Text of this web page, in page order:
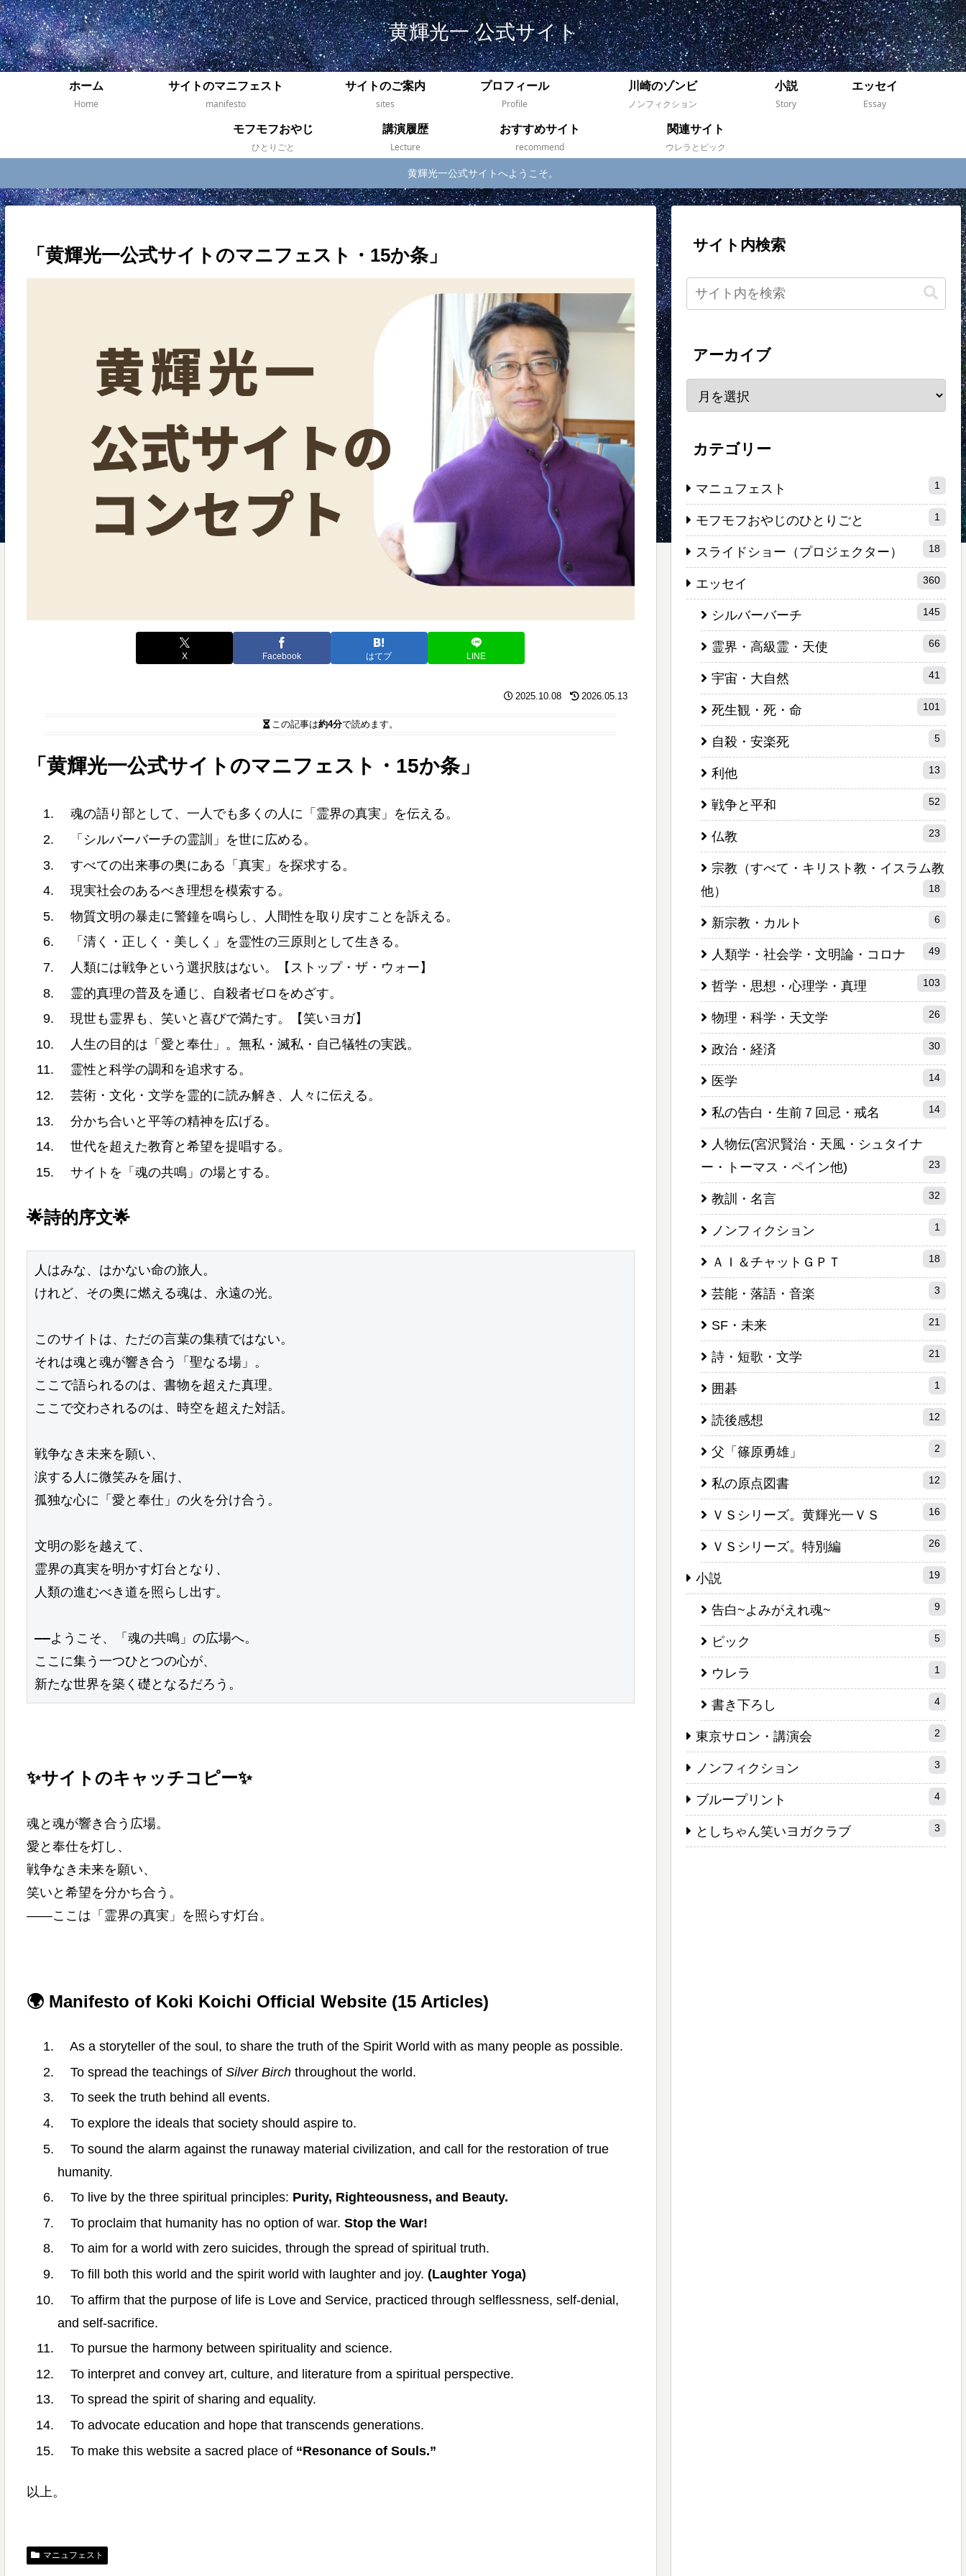
黄輝光一 公式サイト
ホーム
Home
サイトのマニフェスト
manifesto
サイトのご案内
sites
プロフィール
Profile
川崎のゾンビ
ノンフィクション
小説
Story
エッセイ
Essay
モフモフおやじ
ひとりごと
講演履歴
Lecture
おすすめサイト
recommend
関連サイト
ウレラとピック
黄輝光一公式サイトへようこそ。
「黄輝光一公式サイトのマニフェスト・15か条」
X Facebook はてブ LINE
2025.10.08 2026.05.13
この記事は約4分で読めます。
「黄輝光一公式サイトのマニフェスト・15か条」
魂の語り部として、一人でも多くの人に「霊界の真実」を伝える。
「シルバーバーチの霊訓」を世に広める。
すべての出来事の奥にある「真実」を探求する。
現実社会のあるべき理想を模索する。
物質文明の暴走に警鐘を鳴らし、人間性を取り戻すことを訴える。
「清く・正しく・美しく」を霊性の三原則として生きる。
人類には戦争という選択肢はない。【ストップ・ザ・ウォー】
霊的真理の普及を通じ、自殺者ゼロをめざす。
現世も霊界も、笑いと喜びで満たす。【笑いヨガ】
人生の目的は「愛と奉仕」。無私・滅私・自己犠牲の実践。
霊性と科学の調和を追求する。
芸術・文化・文学を霊的に読み解き、人々に伝える。
分かち合いと平等の精神を広げる。
世代を超えた教育と希望を提唱する。
サイトを「魂の共鳴」の場とする。
🌟詩的序文🌟
人はみな、はかない命の旅人。
けれど、その奥に燃える魂は、永遠の光。
このサイトは、ただの言葉の集積ではない。
それは魂と魂が響き合う「聖なる場」。
ここで語られるのは、書物を超えた真理。
ここで交わされるのは、時空を超えた対話。
戦争なき未来を願い、
涙する人に微笑みを届け、
孤独な心に「愛と奉仕」の火を分け合う。
文明の影を越えて、
霊界の真実を明かす灯台となり、
人類の進むべき道を照らし出す。
――ようこそ、「魂の共鳴」の広場へ。
ここに集う一つひとつの心が、
新たな世界を築く礎となるだろう。
✨サイトのキャッチコピー✨
魂と魂が響き合う広場。
愛と奉仕を灯し、
戦争なき未来を願い、
笑いと希望を分かち合う。
――ここは「霊界の真実」を照らす灯台。
🌍 Manifesto of Koki Koichi Official Website (15 Articles)
As a storyteller of the soul, to share the truth of the Spirit World with as many people as possible.
To spread the teachings ofSilver Birch throughout the world.
To seek the truth behind all events.
To explore the ideals that society should aspire to.
To sound the alarm against the runaway material civilization, and call for the restoration of true
humanity.
To live by the three spiritual principles: Purity, Righteousness, and Beauty.
To proclaim that humanity has no option of war.Stop the War!
To aim for a world with zero suicides, through the spread of spiritual truth.
To fill both this world and the spirit world with laughter and joy.(Laughter Yoga)
To affirm that the purpose of life is Love and Service, practiced through selflessness, self-denial,
and self-sacrifice.
To pursue the harmony between spirituality and science.
To interpret and convey art, culture, and literature from a spiritual perspective.
To spread the spirit of sharing and equality.
To advocate education and hope that transcends generations.
To make this website a sacred place of “Resonance of Souls.”
以上。
マニュフェスト
サイト内検索
アーカイブ
カテゴリー
マニュフェスト 1
モフモフおやじのひとりごと 1
スライドショー（プロジェクター） 18
エッセイ 360
シルバーバーチ 145
霊界・高級霊・天使 66
宇宙・大自然 41
死生観・死・命 101
自殺・安楽死 5
利他 13
戦争と平和 52
仏教 23
宗教（すべて・キリスト教・イスラム教
他）
18
新宗教・カルト 6
人類学・社会学・文明論・コロナ 49
哲学・思想・心理学・真理 103
物理・科学・天文学 26
政治・経済 30
医学 14
私の告白・生前７回忌・戒名 14
人物伝(宮沢賢治・天風・シュタイナ
ー・トーマス・ペイン他)
23
教訓・名言 32
ノンフィクション 1
ＡＩ＆チャットＧＰＴ 18
芸能・落語・音楽 3
SF・未来 21
詩・短歌・文学 21
囲碁 1
読後感想 12
父「篠原勇雄」 2
私の原点図書 12
ＶＳシリーズ。黄輝光一ＶＳ 16
ＶＳシリーズ。特別編 26
小説 19
告白~よみがえれ魂~ 9
ピック 5
ウレラ 1
書き下ろし 4
東京サロン・講演会 2
ノンフィクション 3
ブループリント 4
としちゃん笑いヨガクラブ 3